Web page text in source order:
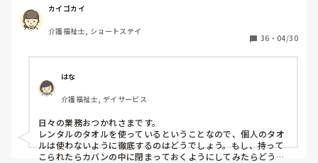
本人と家族とケアマネとレンタル業者に謝罪して、インシデ
ントを書きましたが、対策って何？
カイゴカイ
介護福祉士, ショートステイ
36 ・ 04/30
はな
介護福祉士, デイサービス
日々の業務おつかれさまです。
レンタルのタオルを使っているということなので、個人のタオ
ルは使わないように徹底するのはどうでしょう。もし、持って
こられたらカバンの中に閉まっておくようにしてみたらどうで